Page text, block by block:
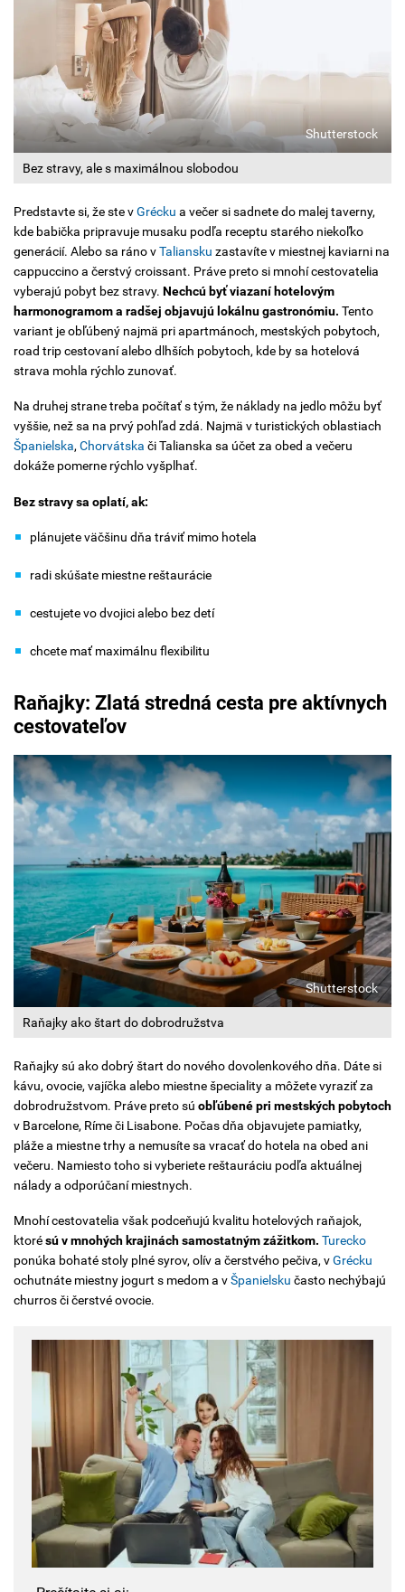
Bez stravy, ale s maximálnou slobodou
Shutterstock
Predstavte si, že ste vGrécku a večer si sadnete do malej taverny,
kde babička pripravuje musaku podľa receptu starého niekoľko
generácií. Alebo sa ráno vTaliansku zastavíte v miestnej kaviarni na
cappuccino a čerstvý croissant. Práve preto si mnohí cestovatelia
vyberajú pobyt bez stravy. Nechcú byť viazaní hotelovým
harmonogramom a radšej objavujú lokálnu gastronómiu. Tento
variant je obľúbený najmä pri apartmánoch, mestských pobytoch,
road trip cestovaní alebo dlhších pobytoch, kde by sa hotelová
strava mohla rýchlo zunovať.
Na druhej strane treba počítať s tým, že náklady na jedlo môžu byť
vyššie, než sa na prvý pohľad zdá. Najmä v turistických oblastiach
Španielska,Chorvátska či Talianska sa účet za obed a večeru
dokáže pomerne rýchlo vyšplhať.
Bez stravy sa oplatí, ak:
plánujete väčšinu dňa tráviť mimo hotela
radi skúšate miestne reštaurácie
cestujete vo dvojici alebo bez detí
chcete mať maximálnu flexibilitu
Raňajky: Zlatá stredná cesta pre aktívnych
cestovateľov
Raňajky ako štart do dobrodružstva
Shutterstock
Raňajky sú ako dobrý štart do nového dovolenkového dňa. Dáte si
kávu, ovocie, vajíčka alebo miestne špeciality a môžete vyraziť za
dobrodružstvom. Práve preto sú obľúbené pri mestských pobytoch
v Barcelone, Ríme či Lisabone. Počas dňa objavujete pamiatky,
pláže a miestne trhy a nemusíte sa vracať do hotela na obed ani
večeru. Namiesto toho si vyberiete reštauráciu podľa aktuálnej
nálady a odporúčaní miestnych.
Mnohí cestovatelia však podceňujú kvalitu hotelových raňajok,
ktorésú v mnohých krajinách samostatným zážitkom. Turecko
ponúka bohaté stoly plné syrov, olív a čerstvého pečiva, vGrécku
ochutnáte miestny jogurt s medom a vŠpanielsku často nechýbajú
churros či čerstvé ovocie.